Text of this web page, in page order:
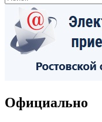
Официально